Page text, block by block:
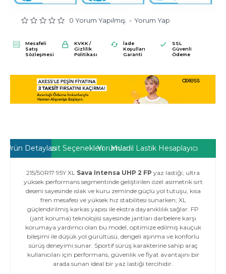
0 Yorum Yapılmış. - Yorum Yap
Mesafeli
Satış
Sözleşmesi
KVKK /
Gizlilik
Politikası
İade
Koşulları
Garanti
SSL
Güvenli
Ödeme
Ürün DetaylarıTaksit SeçenekleriYorumlar
Muadil Lastik Hesaplayıcı
215/50R17 95Y XL Sava Intensa UHP 2 FP yaz lastiği, ultra
yüksek performans segmentinde geliştirilen özel asimetrik sırt
deseni sayesinde ıslak ve kuru zeminde güçlü yol tutuşu, kısa
fren mesafesi ve yüksek hız stabilitesi sunarken; XL
güçlendirilmiş karkas yapısı ile ekstra dayanıklılık sağlar. FP
(jant koruma) teknolojisi sayesinde jantları darbelere karşı
korumaya yardımcı olan bu model, optimize edilmiş kauçuk
bileşimi ile düşük yol gürültüsü, dengeli aşınma ve konforlu
sürüş deneyimi sunar. Sportif sürüş karakterine sahip araç
kullanıcıları için performans, güvenlik ve fiyat avantajını bir
arada sunan ideal bir yaz lastiği tercihidir.